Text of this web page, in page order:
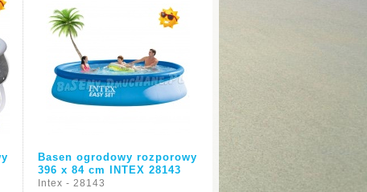
Basen ogrodowy rozporowy
396 x 84 cm INTEX 28143
Intex - 28143